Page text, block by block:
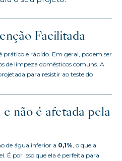
Facilitada
prático e rápido. Em geral, podem ser
de limpeza domésticos comuns. A
para resistir ao teste do
e não é afetada pela
de água inferior a 0,1%, o que a
por isso que ela é perfeita para